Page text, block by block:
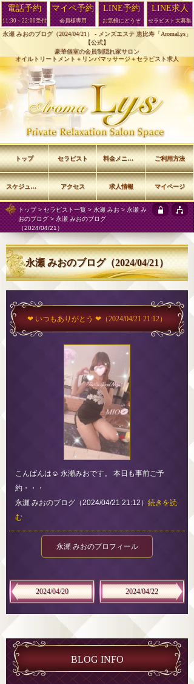
永瀬 みおのブログ（2024/04/21） - メンズエステ 恵比寿「AromaLys」
【公式】
豪華個室の会員制隠れ家サロン
オイルトリートメント＋リンパマッサージ＋セラピスト求人
トップ> セラピスト一覧 >永瀬 みお >永瀬 み
おのブログ> 永瀬 みおのブログ
（2024/04/21）
永瀬 みおのブログ（2024/04/21）
❤︎ いつもありがとう ❤︎ （2024/04/21 21:12）
こんばんは☺︎ 永瀬みおです。 本日も事前ご予
約・・・
永瀬 みおのブログ（2024/04/21 21:12） 続きを読
む
永瀬 みおのプロフィール
2024/04/20 2024/04/22
BLOG INFO
トップ セラピスト 料金メニュー ご利用方法
スケジュール アクセス 求人情報 マイページ
電話予約
11:30～22:00受付
マイペ予約
会員様専用
LINE予約
お気軽にどうぞ
LINE求人
セラピスト大募集